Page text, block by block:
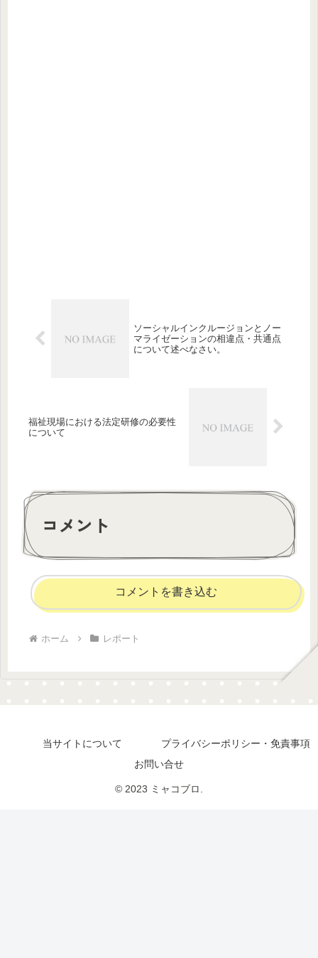
ソーシャルインクルージョンとノー
マライゼーションの相違点・共通点
について述べなさい。
福祉現場における法定研修の必要性
について
コメント
コメントを書き込む
ホーム レポート
当サイトについて
プライバシーポリシー・免責事項
お問い合せ
© 2023 ミャコブロ.